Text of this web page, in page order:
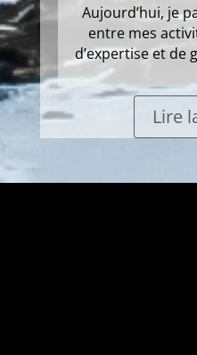
Aujourd’hui, je
entre mes
d’expertise et de
Lire